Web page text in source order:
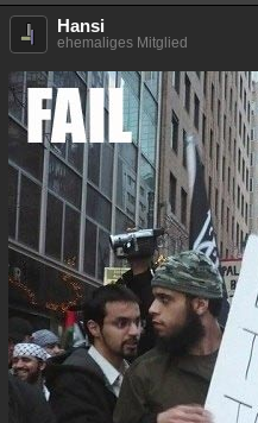
Hansi
ehemaliges Mitglied